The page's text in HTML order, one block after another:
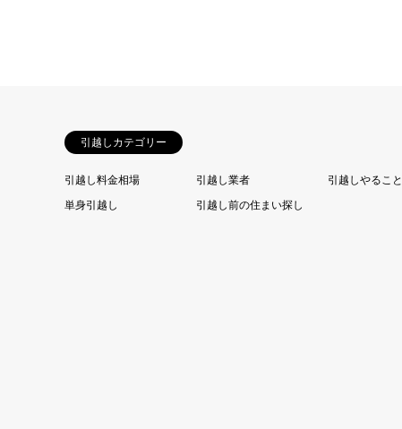
引越しカテゴリー
引越し料金相場 引越し業者 引越しやること
単身引越し
引越し前の住まい探し